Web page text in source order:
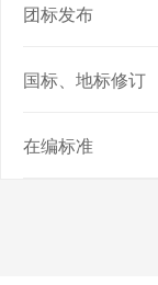
团标发布
国标、地标修订
在编标准